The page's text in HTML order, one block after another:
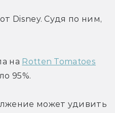
Disney. Судя по ним,
на Rotten Tomatoes
95%.
может удивить